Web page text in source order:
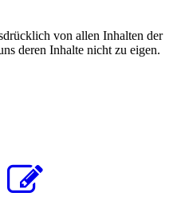
von allen Inhalten der
deren Inhalte nicht zu eigen.